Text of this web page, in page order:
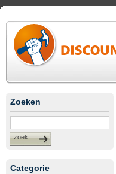
Zoeken
zoek
Categorie